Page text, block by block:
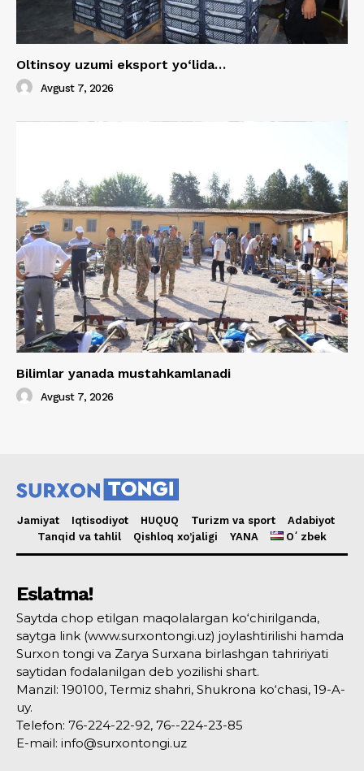
Oltinsoy uzumi eksport yo‘lida…
Avgust 7, 2026
Bilimlar yanada mustahkamlanadi
Avgust 7, 2026
Jamiyat Iqtisodiyot HUQUQ Turizm va sport
Adabiyot
Tanqid va tahlil
Qishloq xo’jaligi YANA Oʻzbek
Eslatma!
Saytda chop etilgan maqolalargan ko‘chirilganda,
saytga link (www.surxontongi.uz) joylashtirilishi hamda
Surxon tongi va Zarya Surxana birlashgan tahririyati
saytidan fodalanilgan deb yozilishi shart.
Manzil: 190100, Termiz shahri, Shukrona ko‘chasi, 19-A-
uy.
Telefon: 76-224-22-92, 76--224-23-85
E-mail: info@surxontongi.uz